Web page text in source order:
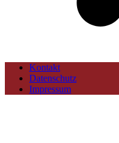
Kontakt
Datenschutz
Impressum